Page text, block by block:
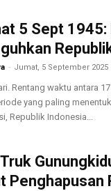
5 Sept
- Jumat, 5 September 2025
Rentang waktu antara
yang paling
Republik Indonesia...
Penghapusan